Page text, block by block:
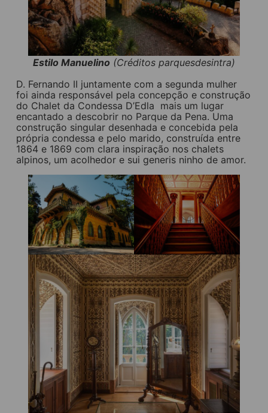
Estilo Manuelino (Créditos parquesdesintra)
D. Fernando II juntamente com a segunda mulher
foi ainda responsável pela concepção e construção
do Chalet da Condessa D’Edla mais um lugar
encantado a descobrir no Parque da Pena. Uma
construção singular desenhada e concebida pela
própria condessa e pelo marido, construída entre
1864 e 1869 com clara inspiração nos chalets
alpinos, um acolhedor e sui generis ninho de amor.